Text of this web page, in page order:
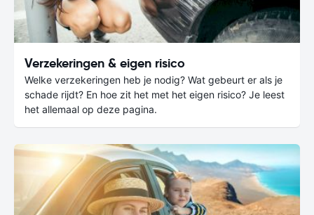
Verzekeringen & eigen risico
Welke verzekeringen heb je nodig? Wat gebeurt er als je
schade rijdt? En hoe zit het met het eigen risico? Je leest
het allemaal op deze pagina.